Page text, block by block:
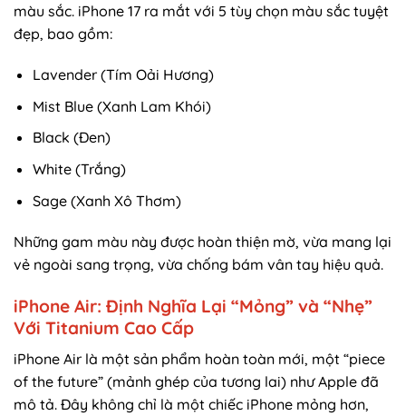
màu sắc. iPhone 17 ra mắt với 5 tùy chọn màu sắc tuyệt
đẹp, bao gồm:
Lavender (Tím Oải Hương)
Mist Blue (Xanh Lam Khói)
Black (Đen)
White (Trắng)
Sage (Xanh Xô Thơm)
Những gam màu này được hoàn thiện mờ, vừa mang lại
vẻ ngoài sang trọng, vừa chống bám vân tay hiệu quả.
iPhone Air: Định Nghĩa Lại “Mỏng” và “Nhẹ”
Với Titanium Cao Cấp
iPhone Air là một sản phẩm hoàn toàn mới, một “piece
of the future” (mảnh ghép của tương lai) như Apple đã
mô tả. Đây không chỉ là một chiếc iPhone mỏng hơn,